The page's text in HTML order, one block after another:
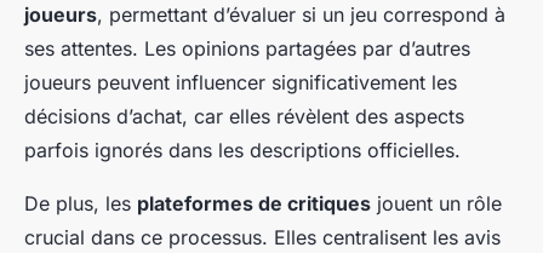
joueurs, permettant d’évaluer si un jeu correspond à
ses attentes. Les opinions partagées par d’autres
joueurs peuvent influencer significativement les
décisions d’achat, car elles révèlent des aspects
parfois ignorés dans les descriptions officielles.
De plus, les plateformes de critiques jouent un rôle
crucial dans ce processus. Elles centralisent les avis